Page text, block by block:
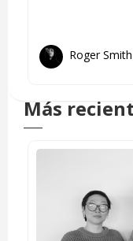
Roger
Más